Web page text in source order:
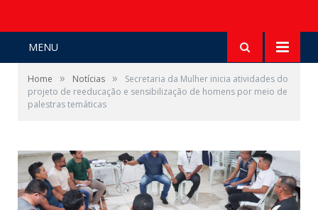
MENU
Home » Notícias »
Secretaria da Mulher inicia atividades do
projeto de reeducação e sensibilização de homens por meio de
palestras temáticas